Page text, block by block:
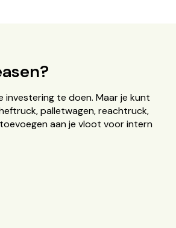
te doen. Maar je kunt
palletwagen, reachtruck,
aan je vloot voor intern